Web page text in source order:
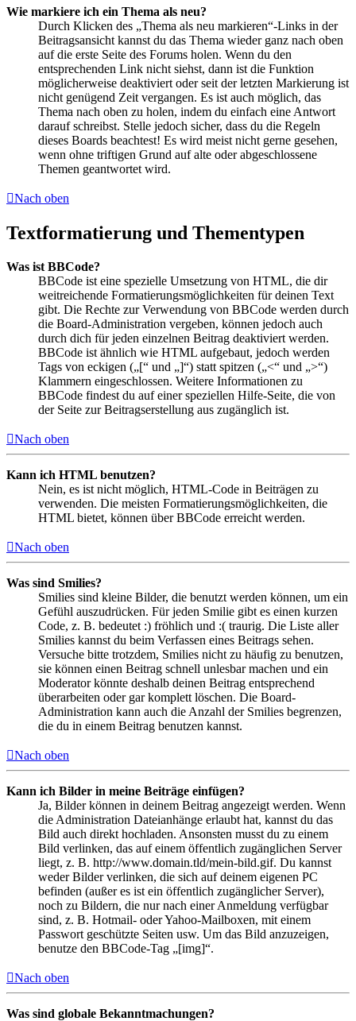
Wie markiere ich ein Thema als neu?
Durch Klicken des „Thema als neu markieren“-Links in der
Beitragsansicht kannst du das Thema wieder ganz nach oben
auf die erste Seite des Forums holen. Wenn du den
entsprechenden Link nicht siehst, dann ist die Funktion
möglicherweise deaktiviert oder seit der letzten Markierung ist
nicht genügend Zeit vergangen. Es ist auch möglich, das
Thema nach oben zu holen, indem du einfach eine Antwort
darauf schreibst. Stelle jedoch sicher, dass du die Regeln
dieses Boards beachtest! Es wird meist nicht gerne gesehen,
wenn ohne triftigen Grund auf alte oder abgeschlossene
Themen geantwortet wird.
Nach oben
Textformatierung und Thementypen
Was ist BBCode?
BBCode ist eine spezielle Umsetzung von HTML, die dir
weitreichende Formatierungsmöglichkeiten für deinen Text
gibt. Die Rechte zur Verwendung von BBCode werden durch
die Board-Administration vergeben, können jedoch auch
durch dich für jeden einzelnen Beitrag deaktiviert werden.
BBCode ist ähnlich wie HTML aufgebaut, jedoch werden
Tags von eckigen („[“ und „]“) statt spitzen („<“ und „>“)
Klammern eingeschlossen. Weitere Informationen zu
BBCode findest du auf einer speziellen Hilfe-Seite, die von
der Seite zur Beitragserstellung aus zugänglich ist.
Nach oben
Kann ich HTML benutzen?
Nein, es ist nicht möglich, HTML-Code in Beiträgen zu
verwenden. Die meisten Formatierungsmöglichkeiten, die
HTML bietet, können über BBCode erreicht werden.
Nach oben
Was sind Smilies?
Smilies sind kleine Bilder, die benutzt werden können, um ein
Gefühl auszudrücken. Für jeden Smilie gibt es einen kurzen
Code, z. B. bedeutet :) fröhlich und :( traurig. Die Liste aller
Smilies kannst du beim Verfassen eines Beitrags sehen.
Versuche bitte trotzdem, Smilies nicht zu häufig zu benutzen,
sie können einen Beitrag schnell unlesbar machen und ein
Moderator könnte deshalb deinen Beitrag entsprechend
überarbeiten oder gar komplett löschen. Die Board-
Administration kann auch die Anzahl der Smilies begrenzen,
die du in einem Beitrag benutzen kannst.
Nach oben
Kann ich Bilder in meine Beiträge einfügen?
Ja, Bilder können in deinem Beitrag angezeigt werden. Wenn
die Administration Dateianhänge erlaubt hat, kannst du das
Bild auch direkt hochladen. Ansonsten musst du zu einem
Bild verlinken, das auf einem öffentlich zugänglichen Server
liegt, z. B. http://www.domain.tld/mein-bild.gif. Du kannst
weder Bilder verlinken, die sich auf deinem eigenen PC
befinden (außer es ist ein öffentlich zugänglicher Server),
noch zu Bildern, die nur nach einer Anmeldung verfügbar
sind, z. B. Hotmail- oder Yahoo-Mailboxen, mit einem
Passwort geschützte Seiten usw. Um das Bild anzuzeigen,
benutze den BBCode-Tag „[img]“.
Nach oben
Was sind globale Bekanntmachungen?